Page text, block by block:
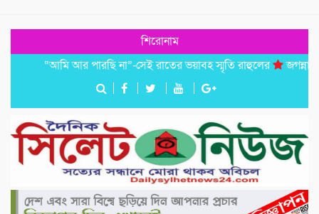
শিরোনাম
“আমি আর পারছি না”-সেই রাতের ভয়াবহ স্মৃতি রাহুলের
জগন্নাথপুরে